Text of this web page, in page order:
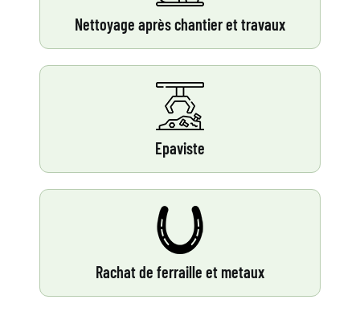
Nettoyage après chantier et travaux
Epaviste
Rachat de ferraille et metaux